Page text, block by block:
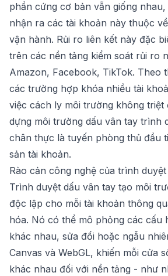
phần cứng cơ bản vẫn giống
nhận ra các tài khoản này thuộc
vận hành. Rủi ro liên kết này đặc
trên các nền tảng kiểm soát rủi ro
Amazon, Facebook, TikTok. Theo
các trường hợp khóa nhiều tài
việc cách ly môi trường không triệt
dựng môi trường dấu vân tay trình
chân thực là tuyến phòng thủ đầu
sản tài khoản.
Rào cản công nghệ của trình
Trình duyệt dấu vân tay tạo môi
độc lập cho mỗi tài khoản thông
hóa. Nó có thể mô phỏng các cấu
khác nhau, sửa đổi hoặc ngẫu
Canvas và WebGL, khiến mỗi cửa
khác nhau đối với nền tảng - như